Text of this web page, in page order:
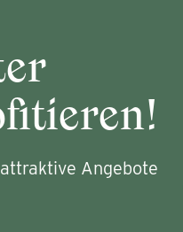
Angebote